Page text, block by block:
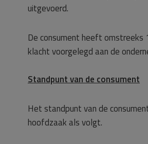
uitgevoerd.
De consument heeft omstreeks
klacht voorgelegd aan de
Standpunt van de consument
Het standpunt van de
hoofdzaak als volgt.